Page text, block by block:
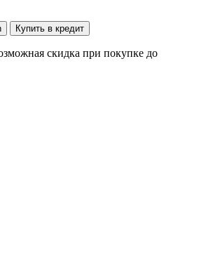
Купить в кредит
скидка при покупке до